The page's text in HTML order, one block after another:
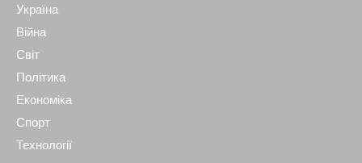
Україна
Війна
Світ
Політика
Економіка
Спорт
Технології